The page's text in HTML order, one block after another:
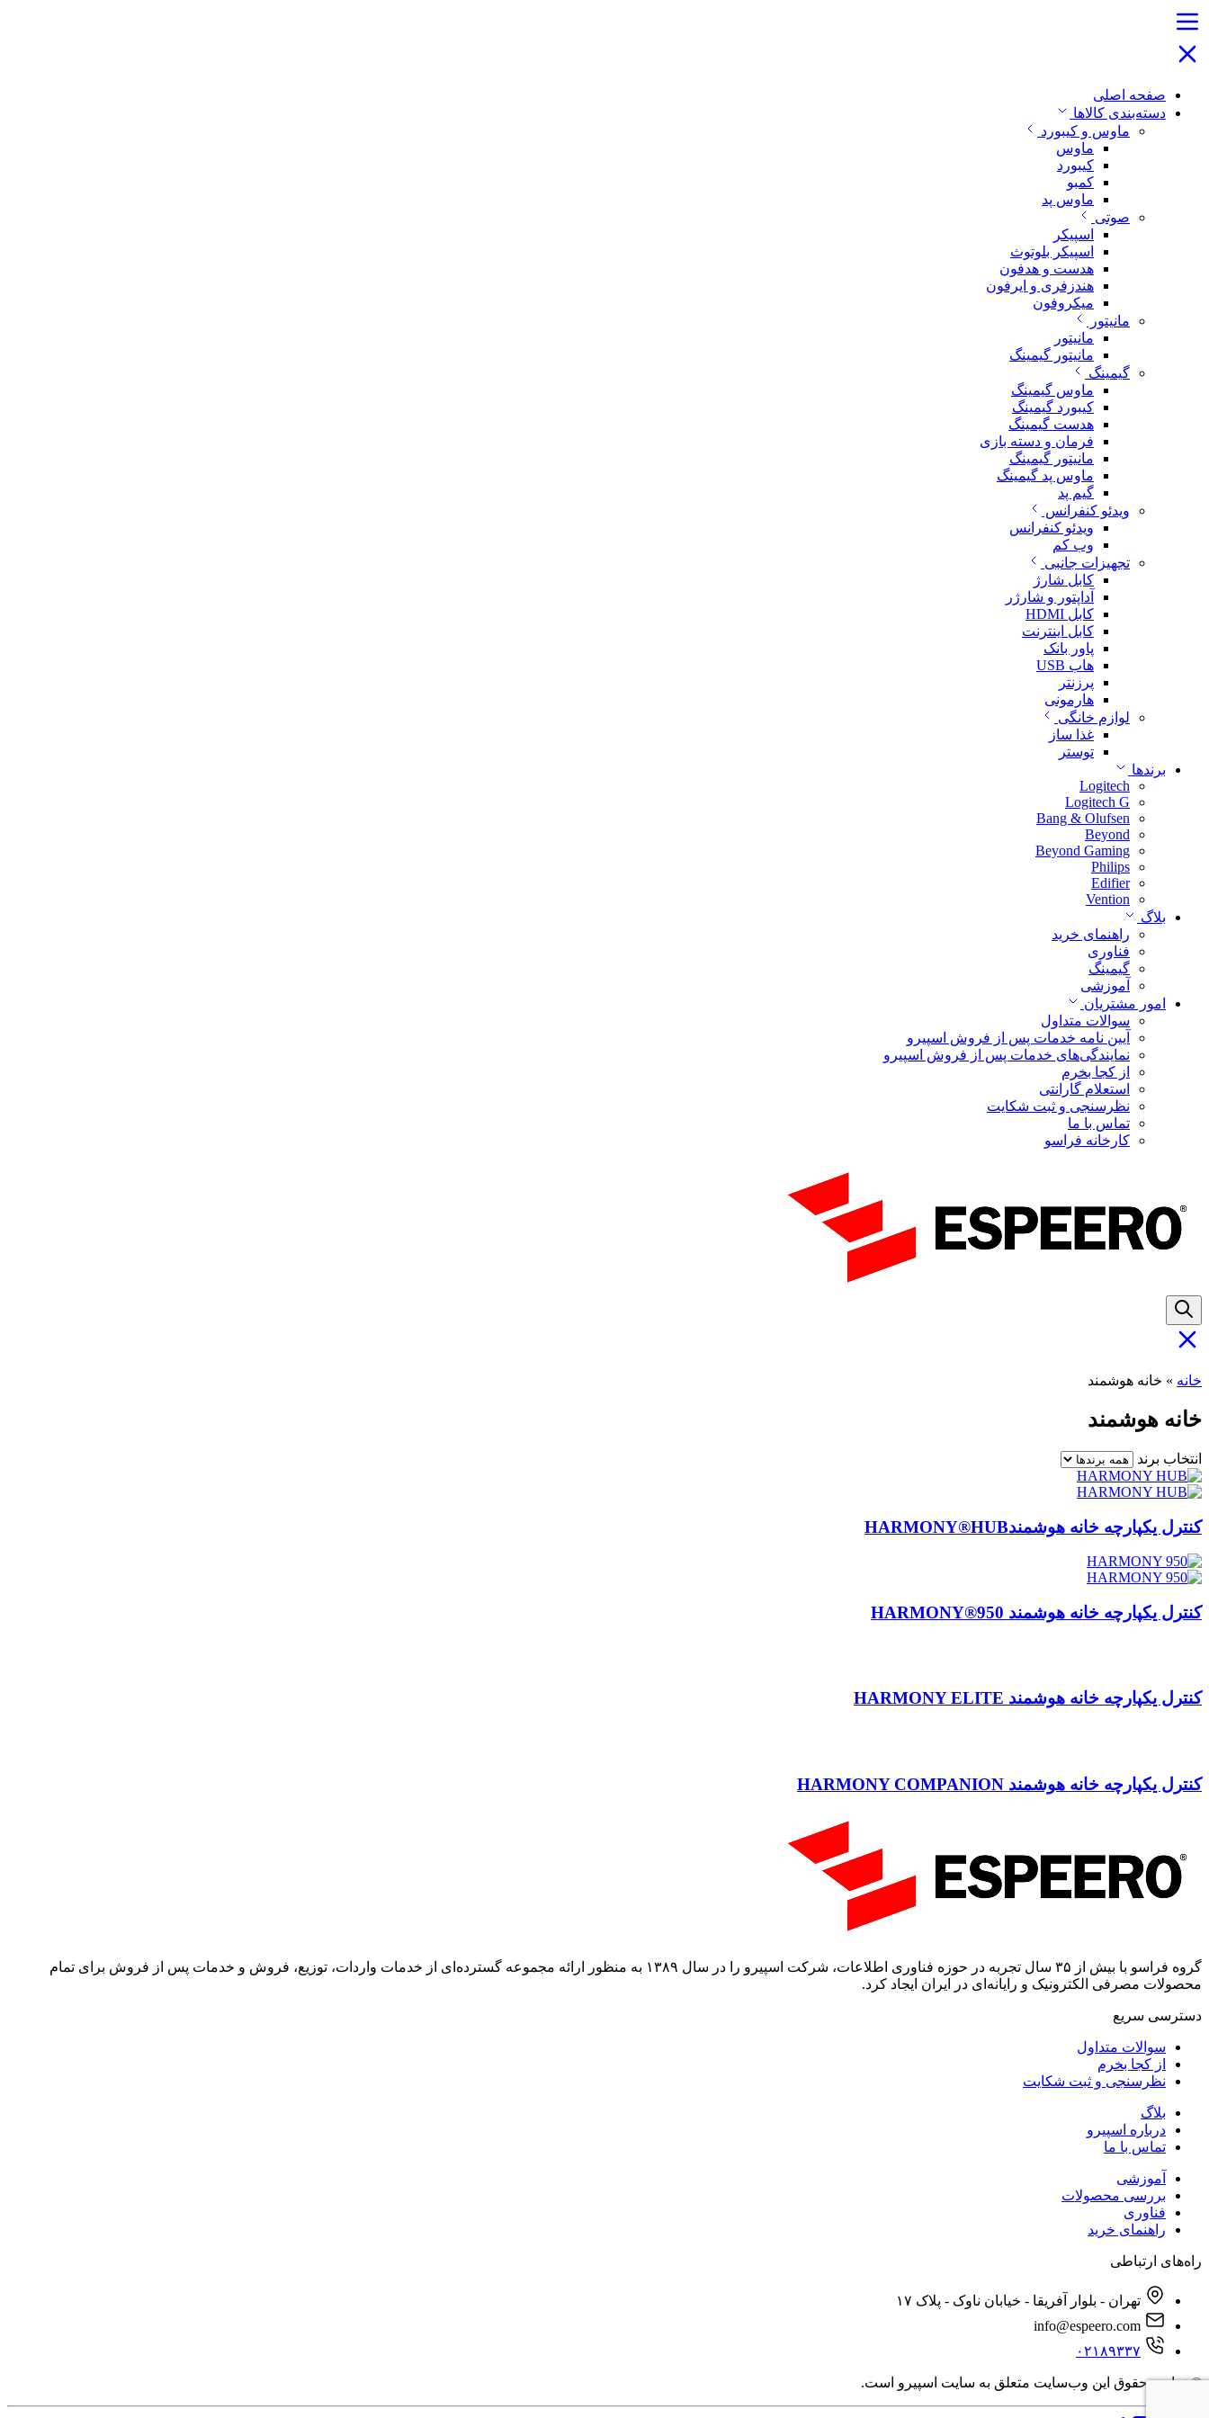
صفحه اصلی
دسته‌بندی کالاها
ماوس و کیبورد
ماوس
کیبورد
کمبو
ماوس پد
صوتی
اسپیکر
اسپیکر بلوتوث
هدست و هدفون
هندزفری و ایرفون
میکروفون
مانیتور
مانیتور
مانیتور گیمینگ
گیمینگ
ماوس گیمینگ
کیبورد گیمینگ
هدست گیمینگ
فرمان و دسته بازی
مانیتور گیمینگ
ماوس پد گیمینگ
گیم پد
ویدئو کنفرانس
ویدئو کنفرانس
وب کم
تجهیزات جانبی
کابل شارژ
آداپتور و شارژر
کابل HDMI
کابل اینترنت
پاور بانک
هاب USB
پرزنتر
هارمونی
لوازم خانگی
غذا ساز
توستر
برندها
Logitech
Logitech G
Bang & Olufsen
Beyond
Beyond Gaming
Philips
Edifier
Vention
بلاگ
راهنمای خرید
فناوری
گیمینگ
آموزشی
امور مشتریان
سوالات متداول
آیین نامه خدمات پس از فروش اسپیرو
نمایندگی‌های خدمات پس از فروش اسپیرو
از کجا بخرم
استعلام گارانتی
نظرسنجی و ثبت شکایت
تماس با ما
کارخانه فراسو
خانه » خانه هوشمند
خانه هوشمند
انتخاب برند
کنترل یکپارچه خانه هوشمندHARMONY®HUB
کنترل یکپارچه خانه هوشمند HARMONY®950
کنترل یکپارچه خانه هوشمند HARMONY ELITE
کنترل یکپارچه خانه هوشمند HARMONY COMPANION
گروه فراسو با بیش از ۳۵ سال تجربه در حوزه فناوری اطلاعات، شرکت اسپیرو را در سال ۱۳۸۹ به منظور ارائه مجموعه گسترده‌ای از خدمات واردات، توزیع، فروش و خدمات پس از فروش برای تمام
محصولات مصرفی الکترونیک و رایانه‌ای در ایران ایجاد کرد.
دسترسی‌ سریع
سوالات متداول
از کجا بخرم
نظرسنجی و ثبت شکایت
بلاگ
درباره اسپیرو
تماس با ما
آموزشی
بررسی محصولات
فناوری
راهنمای خرید
راه‌های ارتباطی
تهران - بلوار آفریقا - خیابان ناوک - پلاک ۱۷
۰۲۱۸۹۳۳۷
© تمامی حقوق این وب‌سایت متعلق به سایت اسپیرو است.